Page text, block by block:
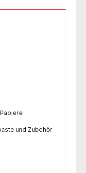
und Zubehör